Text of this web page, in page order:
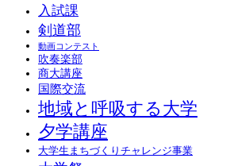
入試課
剣道部
動画コンテスト
吹奏楽部
商大講座
国際交流
地域と呼吸する大学
夕学講座
大学生まちづくりチャレンジ事業